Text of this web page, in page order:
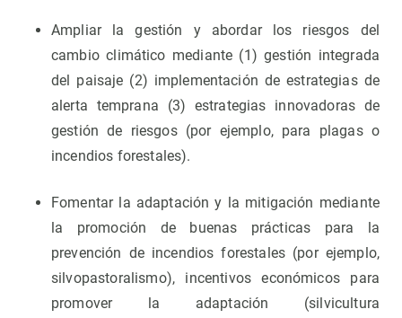
Ampliar la gestión y abordar los riesgos del
cambio climático mediante (1) gestión integrada
del paisaje (2) implementación de estrategias de
alerta temprana (3) estrategias innovadoras de
gestión de riesgos (por ejemplo, para plagas o
incendios forestales).
Fomentar la adaptación y la mitigación mediante
la promoción de buenas prácticas para la
prevención de incendios forestales (por ejemplo,
silvopastoralismo), incentivos económicos para
promover la adaptación (silvicultura